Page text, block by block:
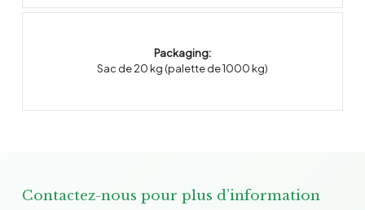
Packaging:
Sac de 20 kg (palette de 1000 kg)
Contactez-nous pour plus d’information